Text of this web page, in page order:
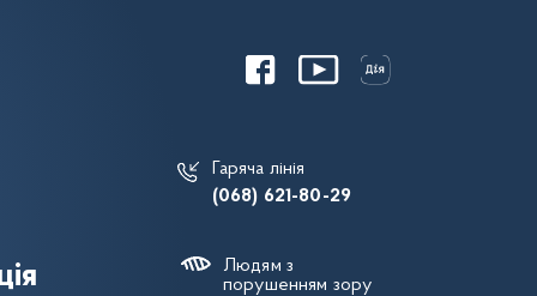
Гаряча лінія
(068) 621-80-29
Людям з
порушенням зору